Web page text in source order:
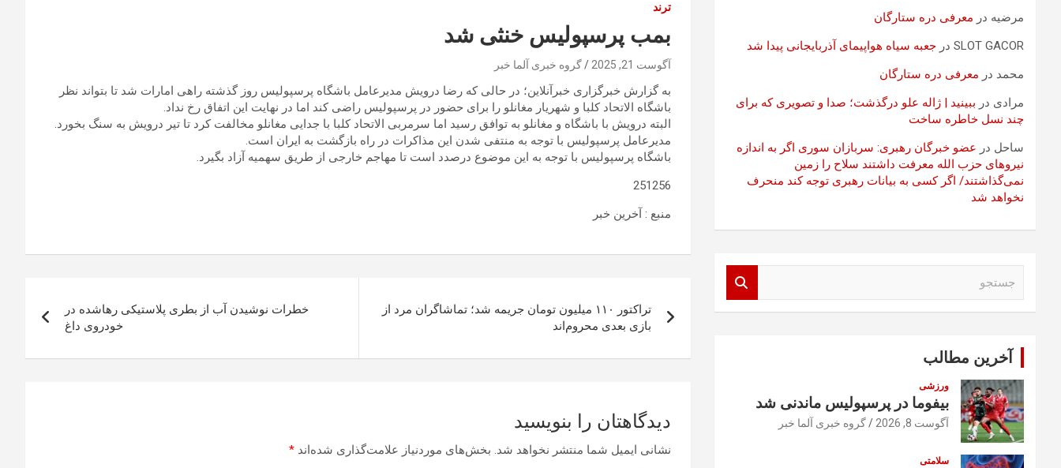
ترند
بمب پرسپولیس خنثی شد
آگوست 21, 2025 گروه خبری آلما خبر
به گزارش خبرگزاری خبرآنلاین؛ در حالی که رضا درویش مدیرعامل باشگاه پرسپولیس روز گذشته راهی امارات شد تا بتواند نظر
باشگاه الاتحاد کلبا و شهریار مغانلو را برای حضور در پرسپولیس راضی کند اما در نهایت این اتفاق رخ نداد.
البته درویش با باشگاه و مغانلو به توافق رسید اما سرمربی الاتحاد کلبا با جدایی مغانلو مخالفت کرد تا تیر درویش به سنگ بخورد.
مدیرعامل پرسپولیس با توجه به منتفی شدن این مذاکرات در راه بازگشت به ایران است.
باشگاه پرسپولیس با توجه به این موضوع درصدد است تا مهاجم خارجی از طریق سهمیه آزاد بگیرد.
251256
منبع : آخرین خبر
نوشته
تراکتور ۱۱۰ میلیون تومان جریمه شد؛ تماشاگران مرد از
بازی بعدی محروم‌اند
خطرات نوشیدن آب از بطری پلاستیکی رهاشده در
خودروی داغ
دیدگاهتان را بنویسید
نشانی ایمیل شما منتشر نخواهد شد. بخش‌های موردنیاز علامت‌گذاری شده‌اند *
مرضیه در معرفی دره ستارگان
SLOT GACOR در جعبه سیاه هواپیمای آذربایجانی پیدا شد
محمد در معرفی دره ستارگان
مرادی در ببینید | ژاله علو درگذشت؛ صدا و تصویری که برای
چند نسل خاطره ساخت
ساحل در عضو خبرگان رهبری: سربازان سوری اگر به اندازه
نیروهای حزب الله معرفت داشتند سلاح را زمین
نمی‌گذاشتند/ اگر کسی به بیانات رهبری توجه کند منحرف
نخواهد شد
آخرین مطالب
ورزشی
بیفوما در پرسپولیس ماندنی شد
آگوست 8, 2026 گروه خبری آلما خبر
سلامتی